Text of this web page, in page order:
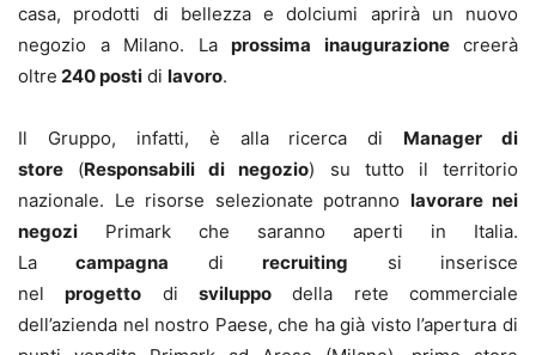
casa, prodotti di bellezza e dolciumi aprirà un nuovo
negozio a Milano. La prossima inaugurazionecreerà
oltre 240 posti di lavoro.
Il Gruppo, infatti, è alla ricerca di Manager di
store (Responsabili di negozio) su tutto il territorio
nazionale. Le risorse selezionate potranno lavorare nei
negozi Primark che saranno aperti in Italia.
Lacampagna direcruiting si inserisce
nelprogetto disviluppo della rete commerciale
dell’azienda nel nostro Paese, che ha già visto l’apertura di